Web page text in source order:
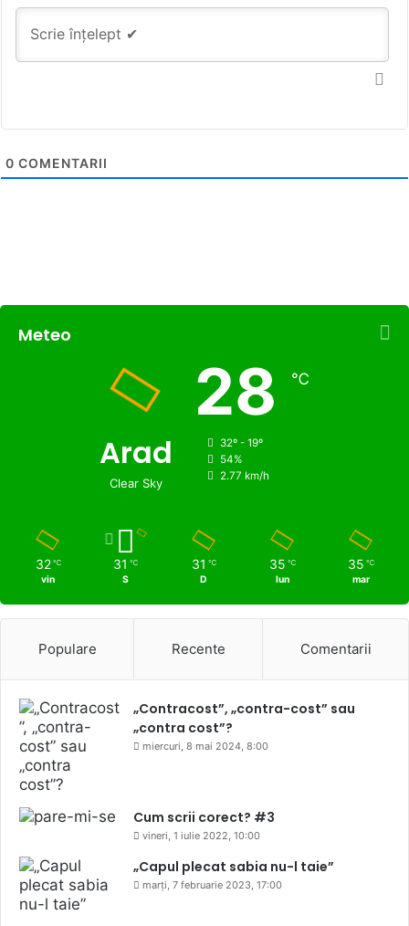
0 COMENTARII
Meteo
Arad
Clear Sky
28 ℃
32º - 19º
54%
2.77 km/h
32 ℃
vin
31 ℃
S
31 ℃
D
35 ℃
lun
35 ℃
mar
Populare Recente Comentarii
„Contracost”, „contra-cost” sau
„contra cost”?
miercuri, 8 mai 2024, 8:00
Cum scrii corect? #3
vineri, 1 iulie 2022, 10:00
„Capul plecat sabia nu-l taie”
marți, 7 februarie 2023, 17:00